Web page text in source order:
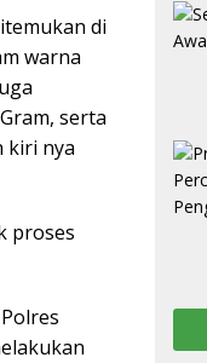
di
warna
serta
kiri nya
proses